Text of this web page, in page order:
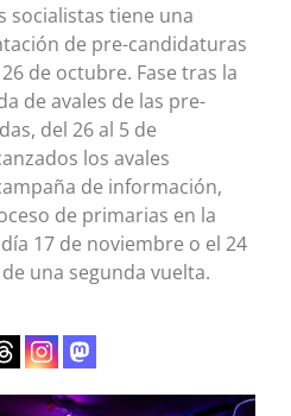
socialistas tiene una
de pre-candidaturas
de octubre. Fase tras la
de avales de las pre-
del 26 al 5 de
los avales
de información,
de primarias en la
17 de noviembre o el 24
una segunda vuelta.